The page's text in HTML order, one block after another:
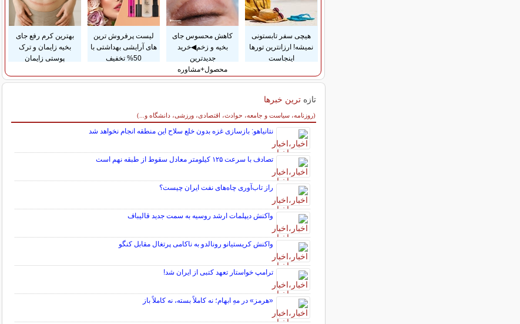
هیچی سفر تابستونی
نمیشه! ارزانترین تورها
اینجاست
کاهش محسوس جای
بخیه و زخم◀خرید
جدیدترین
محصول+مشاوره
لیست پرفروش ترین
های آرایشی بهداشتی با
50% تخفیف
بهترین کرم رفع جای
بخیه زایمان و ترک
پوستی زایمان
تازه ترین خبرها
(روزنامه، سیاست و جامعه، حوادث، اقتصادی، ورزشی، دانشگاه و...)
سایر خبرهای داغ
نتانیاهو: بازسازی غزه بدون خلع سلاح این منطقه انجام نخواهد شد
تصادف با سرعت ۱۲۵ کیلومتر معادل سقوط از طبقه نهم است
راز تاب‌آوری چاه‌های نفت ایران چیست؟
واکنش دیپلمات ارشد روسیه به سمت جدید قالیباف
واکنش کریستیانو رونالدو به ناکامی پرتغال مقابل کنگو
ترامپ خواستار تعهد کتبی از ایران شد!
«هرمز» در مهِ ابهام؛ نه کاملاً بسته، نه کاملاً باز